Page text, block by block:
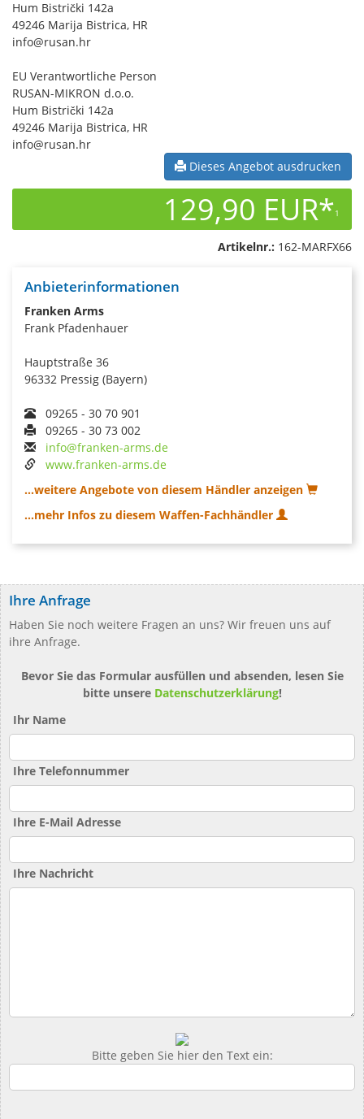
Hum Bistrički 142a
49246 Marija Bistrica, HR
info@rusan.hr
EU Verantwortliche Person
RUSAN-MIKRON d.o.o.
Hum Bistrički 142a
49246 Marija Bistrica, HR
info@rusan.hr
Dieses Angebot ausdrucken
129,90 EUR*1
Artikelnr.: 162-MARFX66
Anbieterinformationen
Franken Arms
Frank Pfadenhauer
Hauptstraße 36
96332 Pressig (Bayern)
09265 - 30 70 901
09265 - 30 73 002
info@franken-arms.de
www.franken-arms.de
...weitere Angebote von diesem Händler anzeigen
...mehr Infos zu diesem Waffen-Fachhändler
Ihre Anfrage
Haben Sie noch weitere Fragen an uns? Wir freuen uns auf
ihre Anfrage.
Bevor Sie das Formular ausfüllen und absenden, lesen Sie
bitte unsere Datenschutzerklärung!
Ihr Name
Ihre Telefonnummer
Ihre E-Mail Adresse
Ihre Nachricht
Bitte geben Sie hier den Text ein: